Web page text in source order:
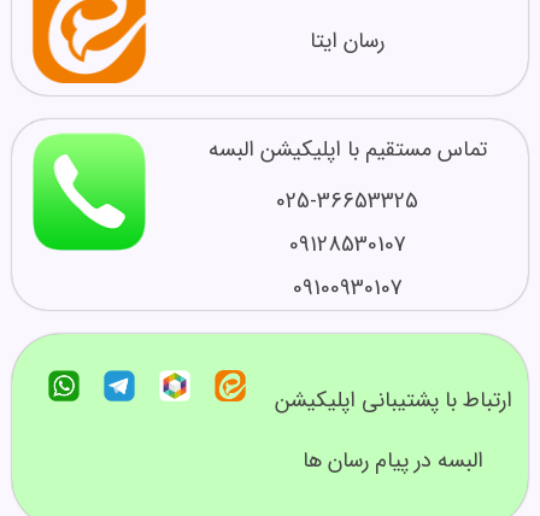
رسان ایتا
تماس مستقیم با اپلیکیشن البسه
025-36653325
09128530107
09100930107
ارتباط با پشتیبانی اپلیکیشن
البسه در پیام رسان ها